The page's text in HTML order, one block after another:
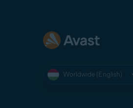
Worldwide (English)